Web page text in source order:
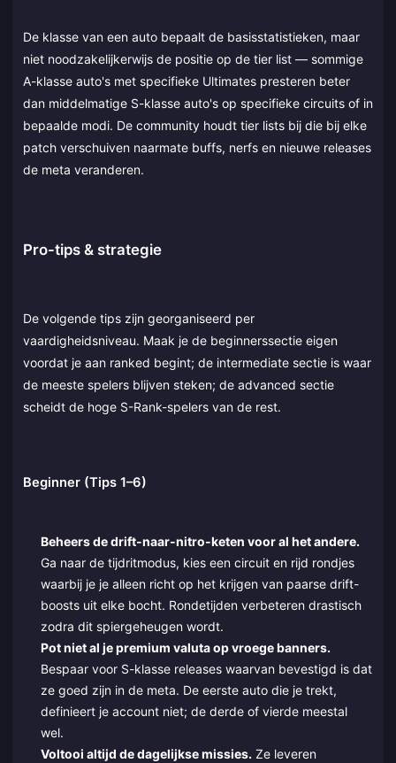
De klasse van een auto bepaalt de basisstatistieken, maar
niet noodzakelijkerwijs de positie op de tier list — sommige
A-klasse auto's met specifieke Ultimates presteren beter
dan middelmatige S-klasse auto's op specifieke circuits of in
bepaalde modi. De community houdt tier lists bij die bij elke
patch verschuiven naarmate buffs, nerfs en nieuwe releases
de meta veranderen.
Pro-tips & strategie
De volgende tips zijn georganiseerd per
vaardigheidsniveau. Maak je de beginnerssectie eigen
voordat je aan ranked begint; de intermediate sectie is waar
de meeste spelers blijven steken; de advanced sectie
scheidt de hoge S-Rank-spelers van de rest.
Beginner (Tips 1–6)
Beheers de drift-naar-nitro-keten voor al het andere.
Ga naar de tijdritmodus, kies een circuit en rijd rondjes
waarbij je je alleen richt op het krijgen van paarse drift-
boosts uit elke bocht. Rondetijden verbeteren drastisch
zodra dit spiergeheugen wordt.
Pot niet al je premium valuta op vroege banners.
Bespaar voor S-klasse releases waarvan bevestigd is dat
ze goed zijn in de meta. De eerste auto die je trekt,
definieert je account niet; de derde of vierde meestal
wel.
Voltooi altijd de dagelijkse missies. Ze leveren